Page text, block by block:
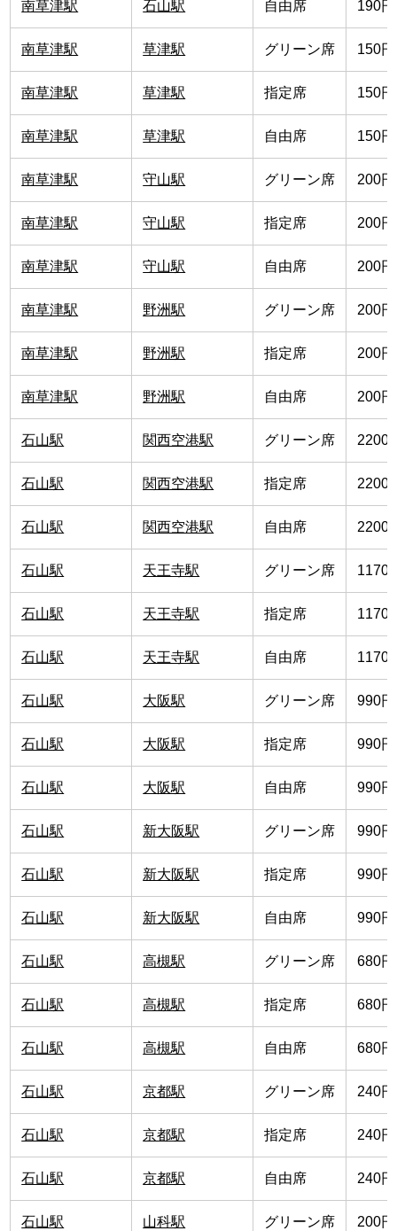
南草津駅 石山駅 自由席 190円
南草津駅 草津駅 グリーン席 150円
南草津駅 草津駅 指定席 150円
南草津駅 草津駅 自由席 150円
南草津駅 守山駅 グリーン席 200円
南草津駅 守山駅 指定席 200円
南草津駅 守山駅 自由席 200円
南草津駅 野洲駅 グリーン席 200円
南草津駅 野洲駅 指定席 200円
南草津駅 野洲駅 自由席 200円
石山駅 関西空港駅 グリーン席 2200
石山駅 関西空港駅 指定席 2200
石山駅 関西空港駅 自由席 2200
石山駅 天王寺駅 グリーン席 1170
石山駅 天王寺駅 指定席 1170
石山駅 天王寺駅 自由席 1170
石山駅 大阪駅 グリーン席 990円
石山駅 大阪駅 指定席 990円
石山駅 大阪駅 自由席 990円
石山駅 新大阪駅 グリーン席 990円
石山駅 新大阪駅 指定席 990円
石山駅 新大阪駅 自由席 990円
石山駅 高槻駅 グリーン席 680円
石山駅 高槻駅 指定席 680円
石山駅 高槻駅 自由席 680円
石山駅 京都駅 グリーン席 240円
石山駅 京都駅 指定席 240円
石山駅 京都駅 自由席 240円
石山駅 山科駅 グリーン席 200円